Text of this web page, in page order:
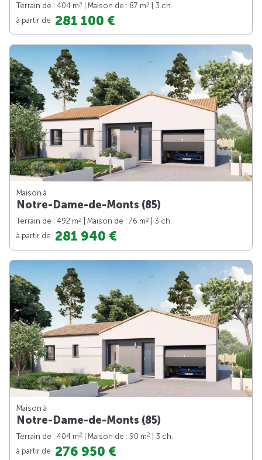
Terrain de : 404 m2 | Maison de : 87 m2
| 3 ch.
à partir de 281 100 €
Maison à
Notre-Dame-de-Monts (85)
Terrain de : 492 m2 | Maison de : 76 m2
| 3 ch.
à partir de 281 940 €
Maison à
Notre-Dame-de-Monts (85)
Terrain de : 404 m2 | Maison de : 90 m2
| 3 ch.
à partir de 276 950 €